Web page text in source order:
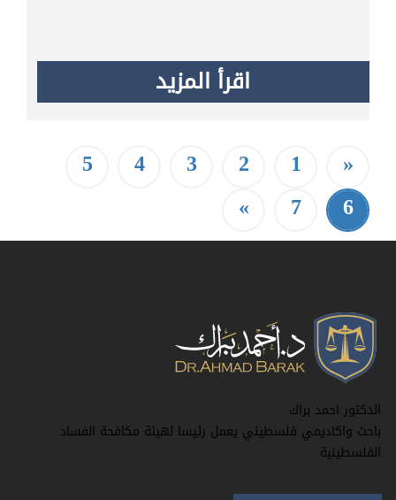
اقرأ المزيد
«
1
2
3
4
5
6
7
»
الدكتور احمد براك
باحث واكاديمي فلسطيني يعمل رئيسا لهيئة مكافحة الفساد
الفلسطينية